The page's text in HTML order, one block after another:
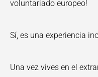
voluntariado europeo!
Sí, es una experiencia
Una vez vives en el